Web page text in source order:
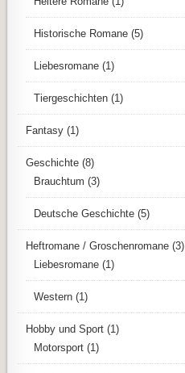
Historische Romane (5)
Liebesromane (1)
Tiergeschichten (1)
Fantasy (1)
Geschichte (8)
Brauchtum (3)
Deutsche Geschichte (5)
Heftromane / Groschenromane (3)
Liebesromane (1)
Western (1)
Hobby und Sport (1)
Motorsport (1)